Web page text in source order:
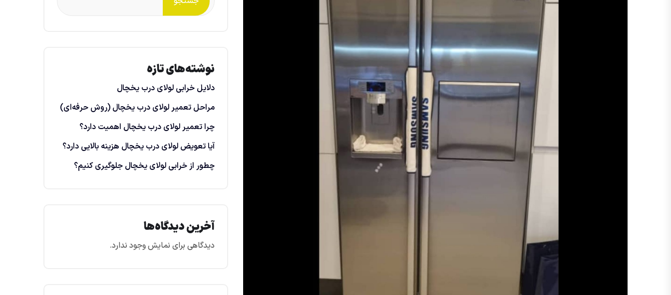
نوشته‌های تازه
دلایل خرابی لولای درب یخچال
مراحل تعمیر لولای درب یخچال (روش حرفه‌ای)
چرا تعمیر لولای درب یخچال اهمیت دارد؟
آیا تعویض لولای درب یخچال هزینه بالایی دارد؟
چطور از خرابی لولای یخچال جلوگیری کنیم؟
آخرین دیدگاه‌ها
دیدگاهی برای نمایش وجود ندارد.